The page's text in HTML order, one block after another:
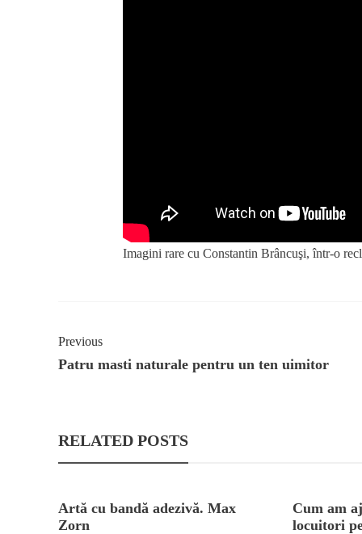
Imagini rare cu Constantin Brâncuşi, într-o
Previous
Patru masti naturale pentru un ten uimitor
RELATED POSTS
Artă cu bandă adezivă. Max
Zorn
Cum am
locuitori